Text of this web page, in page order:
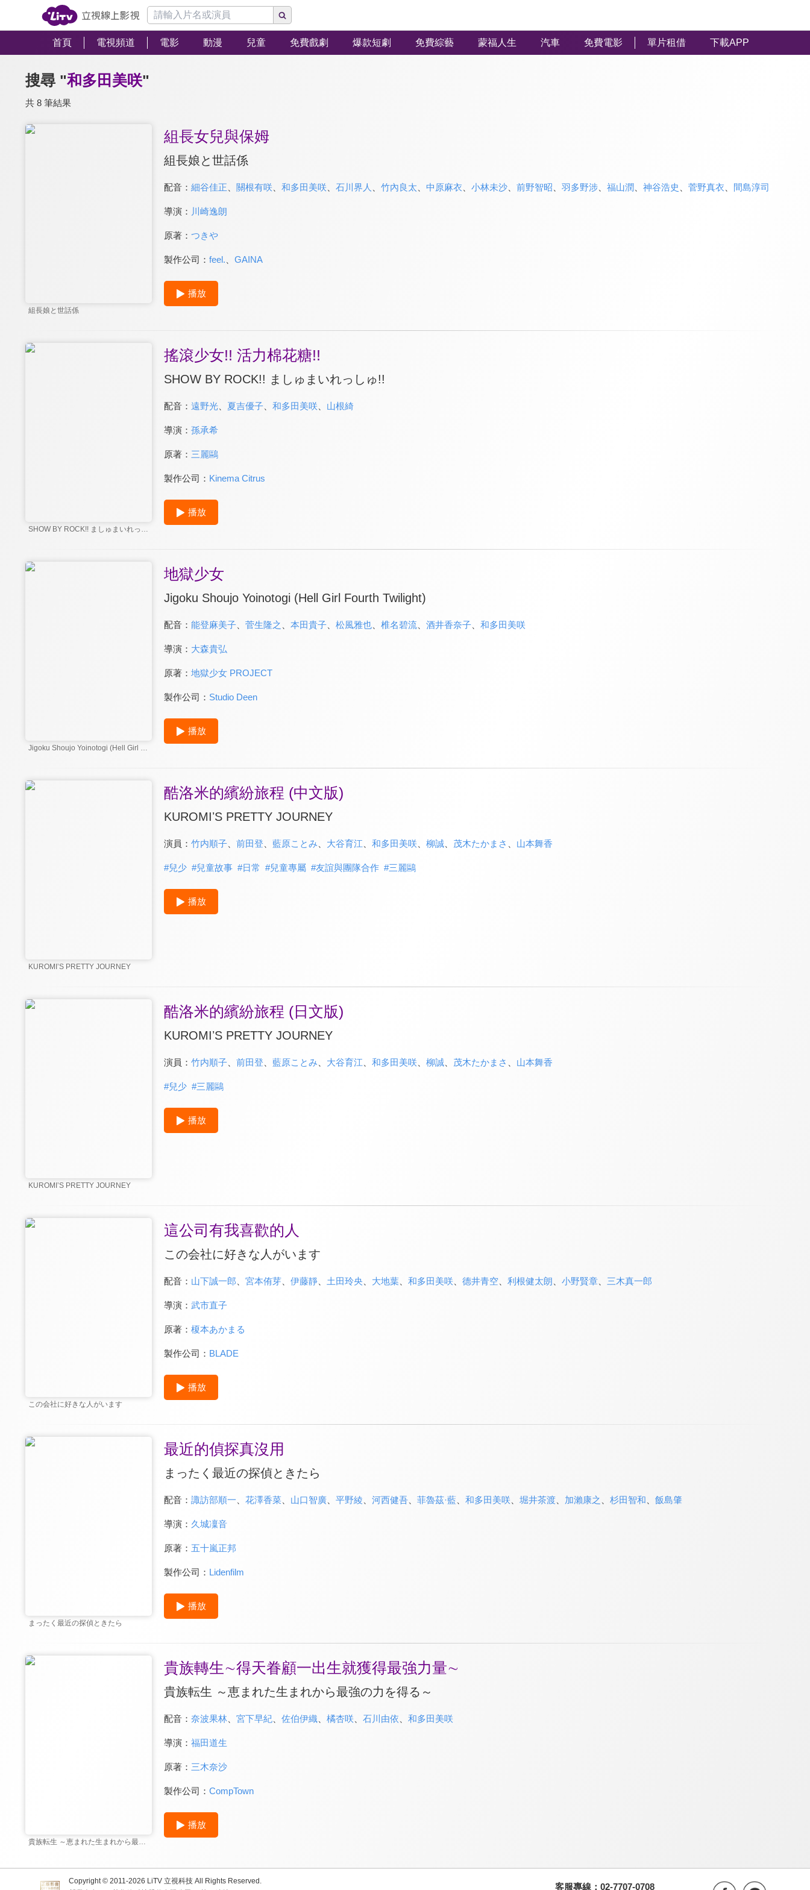
首頁 電視頻道 電影 動漫 兒童 免費戲劇 爆款短劇 免費綜藝 蒙福人生 汽車 免費電影 單片租借 下載APP
搜尋 "和多田美咲"
共 8 筆結果
組長娘と世話係
組長女兒與保姆
組長娘と世話係
配音： 細谷佳正 關根有咲 和多田美咲 石川界人 竹內良太 中原麻衣 小林未沙、 前野智昭 羽多野涉、 福山潤 神谷浩史 菅野真衣 間島淳司
導演： 川崎逸朗
原著： つきや
製作公司： feel. GAINA
播放
SHOW BY ROCK!! ましゅまいれっしゅ!!
搖滾少女!! 活力棉花糖!!
SHOW BY ROCK!! ましゅまいれっしゅ!!
配音： 遠野光、 夏吉優子、 和多田美咲 山根綺
導演： 孫承希
原著： 三麗鷗
製作公司： Kinema Citrus
播放
Jigoku Shoujo Yoinotogi (Hell Girl Fourth Twilight)
地獄少女
Jigoku Shoujo Yoinotogi (Hell Girl Fourth Twilight)
配音： 能登麻美子、 菅生隆之 本田貴子、 松風雅也、 椎名碧流、 酒井香奈子、 和多田美咲
導演： 大森貴弘
原著： 地獄少女 PROJECT
製作公司： Studio Deen
播放
KUROMIʼS PRETTY JOURNEY
酷洛米的繽紛旅程 (中文版)
KUROMIʼS PRETTY JOURNEY
演員： 竹内順子、 前田登 藍原ことみ 大谷育江 和多田美咲 柳誠、 茂木たかまさ 山本舞香
#兒少 #兒童故事 #日常 #兒童專屬 #友誼與團隊合作 #三麗鷗
播放
KUROMIʼS PRETTY JOURNEY
酷洛米的繽紛旅程 (日文版)
KUROMIʼS PRETTY JOURNEY
演員： 竹内順子、 前田登 藍原ことみ 大谷育江 和多田美咲 柳誠、 茂木たかまさ 山本舞香
#兒少 #三麗鷗
播放
この会社に好きな人がいます
這公司有我喜歡的人
この会社に好きな人がいます
配音： 山下誠一郎 宮本侑芽、 伊藤靜、 土田玲央 大地葉、 和多田美咲 德井青空、 利根健太朗 小野賢章、 三木真一郎
導演： 武市直子
原著： 榎本あかまる
製作公司： BLADE
播放
まったく最近の探偵ときたら
最近的偵探真沒用
まったく最近の探偵ときたら
配音： 諏訪部順一 花澤香菜、 山口智廣、 平野綾 河西健吾、 菲魯茲·藍 和多田美咲 堀井茶渡、 加瀨康之 杉田智和 飯島肇
導演： 久城凜音
原著： 五十嵐正邦
製作公司： Lidenfilm
播放
貴族転生 ～恵まれた生まれから最強の力を得る～
貴族轉生∼得天眷顧一出生就獲得最強力量∼
貴族転生 ～恵まれた生まれから最強の力を得る～
配音： 奈波果林、 宮下早紀、 佐伯伊織、 橘杏咲 石川由依 和多田美咲
導演： 福田道生
原著： 三木奈沙
製作公司： CompTown
播放
Copyright © 2011-2026 LiTV 立視科技 All Rights Reserved.
客服專線：02-7707-0708